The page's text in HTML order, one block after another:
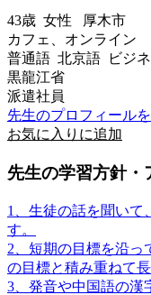
43歳 女性 厚木市
カフェ、オンライン
普通語 北京語 ビジ
黒龍江省
派遣社員
先生のプロフィール
お気に入りに追加
先生の学習方針・
1、生徒の話を聞いて
す。
2、短期の目標を沿っ
の目標と積み重ねて
3、発音や中国語の漢